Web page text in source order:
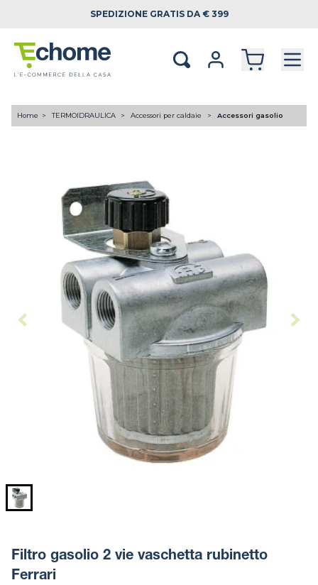
SPEDIZIONE GRATIS DA € 399
Home TERMOIDRAULICA Accessori per caldaie Accessori gasolio
Filtro gasolio 2 vie vaschetta rubinetto
Ferrari